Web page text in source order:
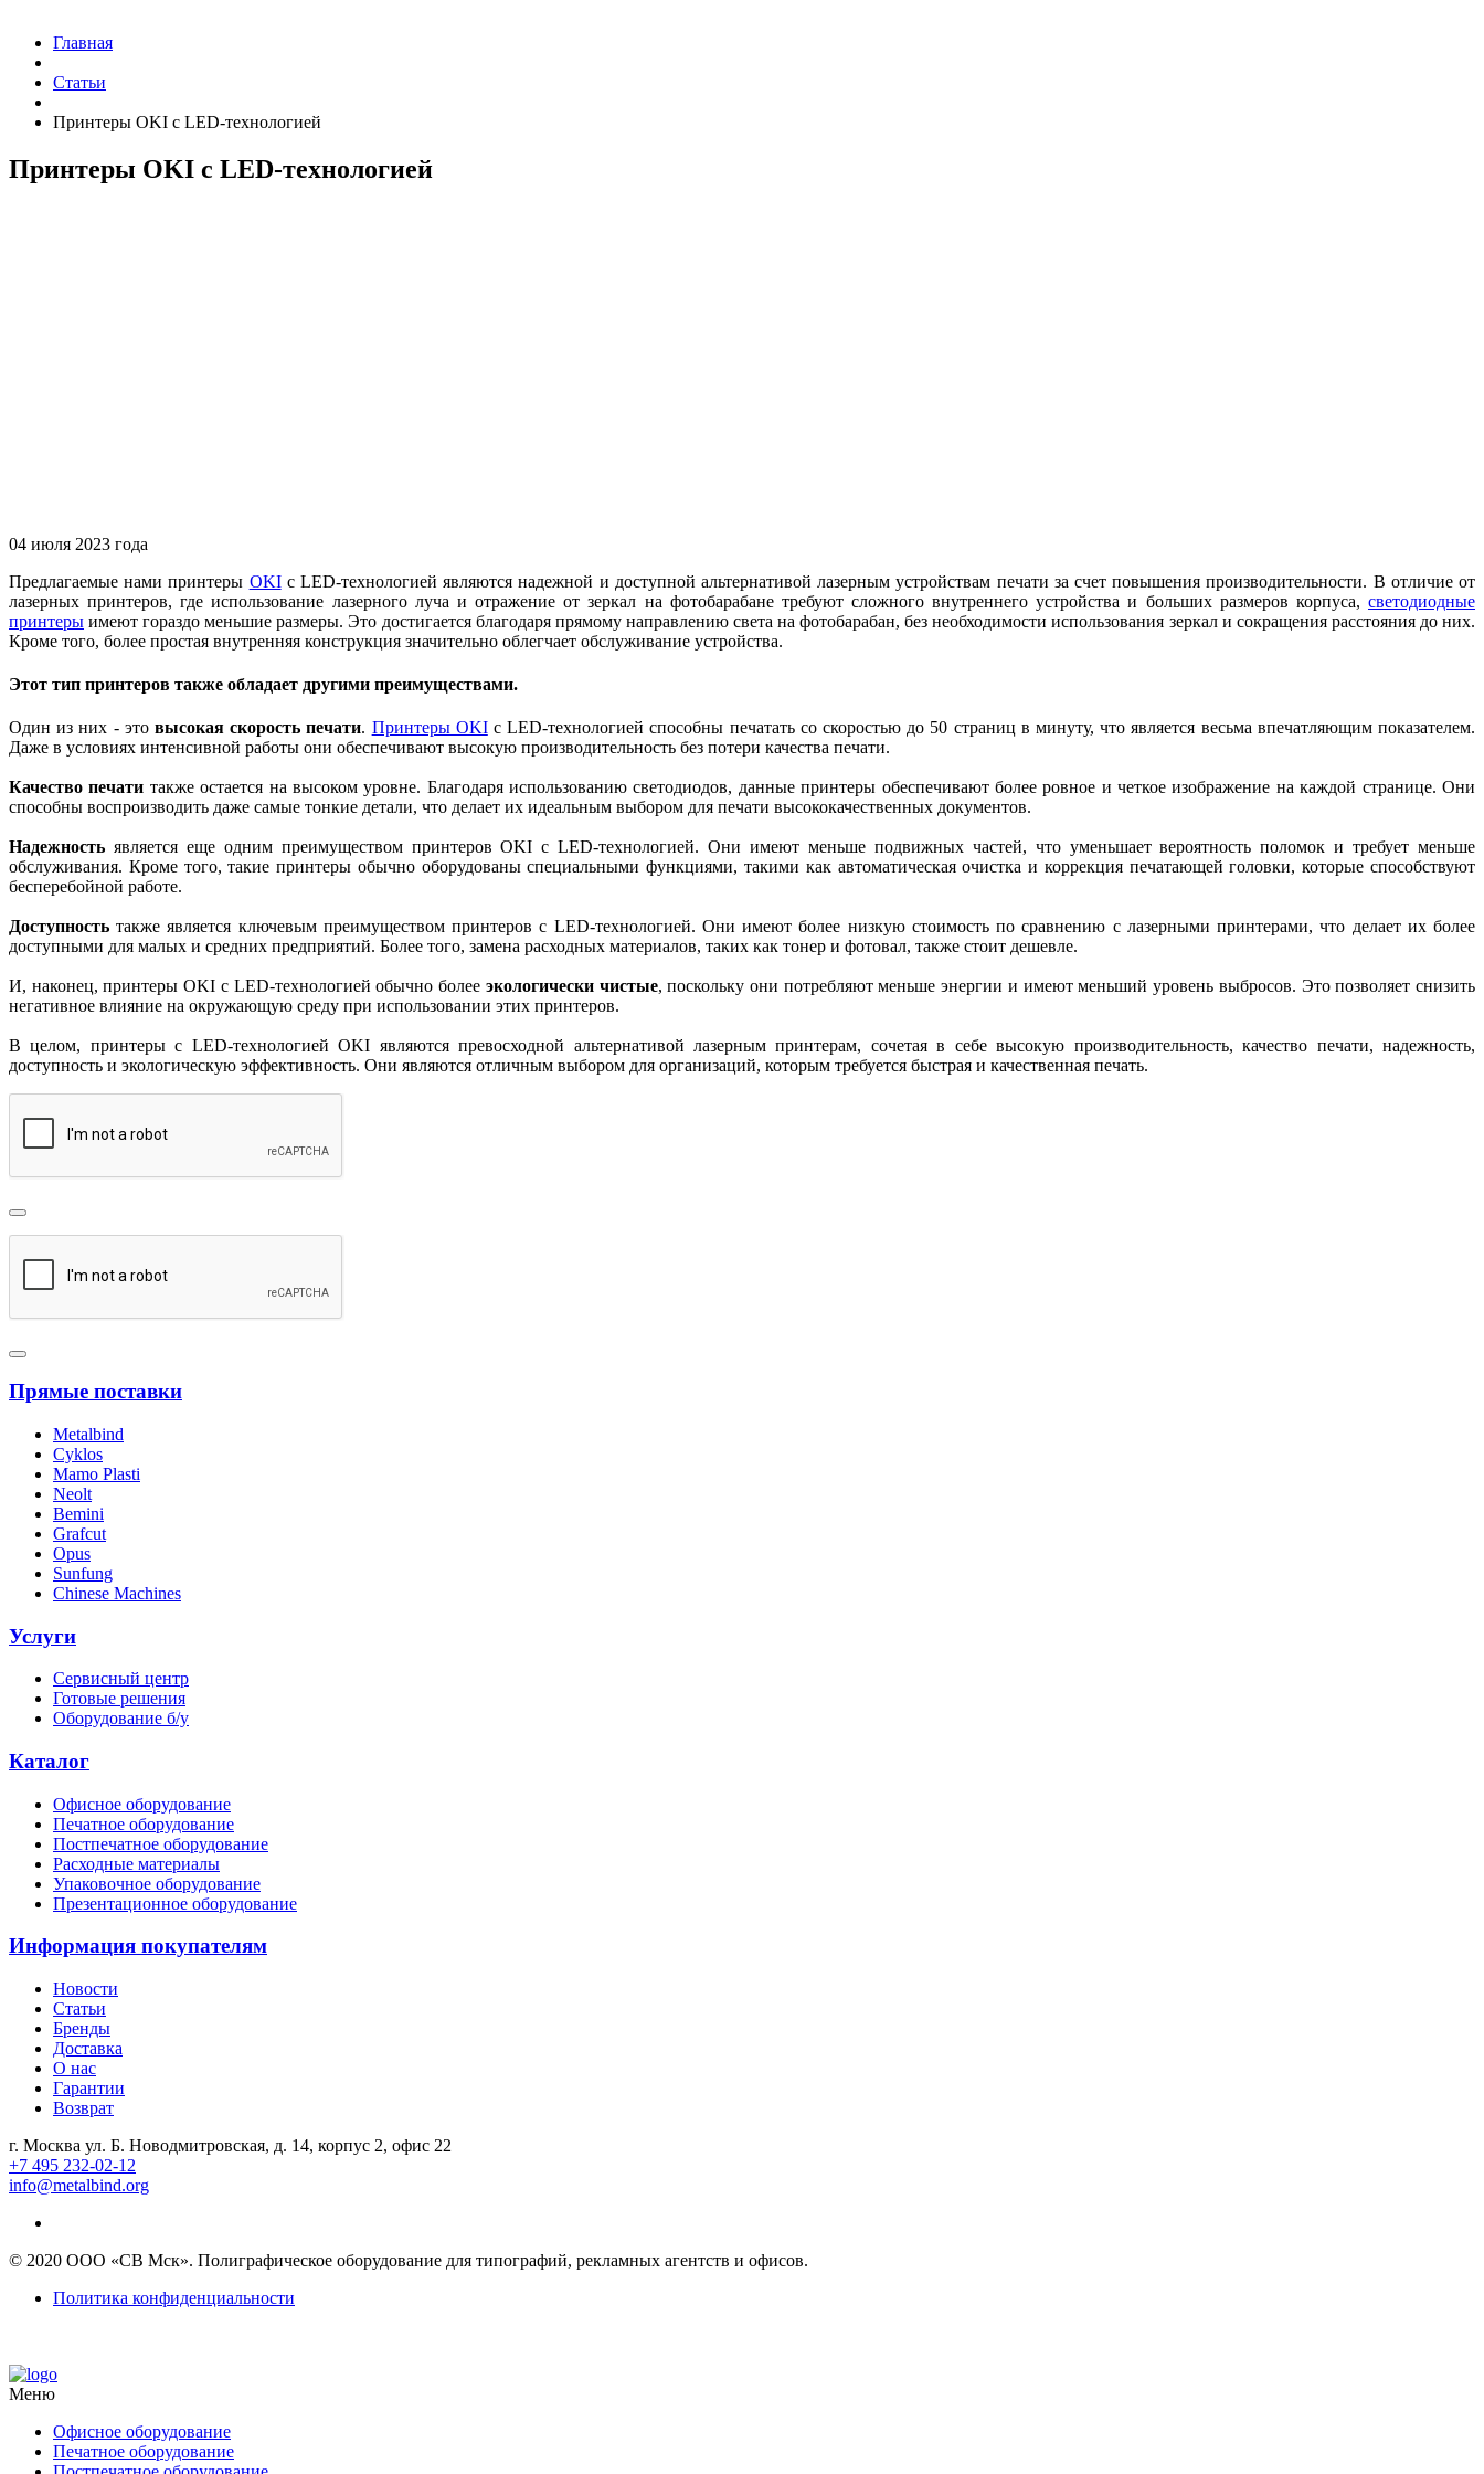
Главная
Статьи
Принтеры OKI с LED-технологией
Принтеры OKI с LED-технологией
04 июля 2023 года
Предлагаемые нами принтеры OKIс LED-технологией являются надежной и доступной альтернативой лазерным устройствам печати за счет повышения производительности. В отличие от
лазерных принтеров, где использование лазерного луча и отражение от зеркал на фотобарабане требуют сложного внутреннего устройства и больших размеров корпуса, светодиодные
принтеры имеют гораздо меньшие размеры. Это достигается благодаря прямому направлению света на фотобарабан, без необходимости использования зеркал и сокращения расстояния до них.
Кроме того, более простая внутренняя конструкция значительно облегчает обслуживание устройства.
Этот тип принтеров также обладает другими преимуществами.
Один из них - это высокая скорость печати. Принтеры OKIс LED-технологией способны печатать со скоростью до 50 страниц в минуту, что является весьма впечатляющим показателем.
Даже в условиях интенсивной работы они обеспечивают высокую производительность без потери качества печати.
Качество печати также остается на высоком уровне. Благодаря использованию светодиодов, данные принтеры обеспечивают более ровное и четкое изображение на каждой странице. Они
способны воспроизводить даже самые тонкие детали, что делает их идеальным выбором для печати высококачественных документов.
Надежность является еще одним преимуществом принтеров OKI с LED-технологией. Они имеют меньше подвижных частей, что уменьшает вероятность поломок и требует меньше
обслуживания. Кроме того, такие принтеры обычно оборудованы специальными функциями, такими как автоматическая очистка и коррекция печатающей головки, которые способствуют
бесперебойной работе.
Доступность также является ключевым преимуществом принтеров с LED-технологией. Они имеют более низкую стоимость по сравнению с лазерными принтерами, что делает их более
доступными для малых и средних предприятий. Более того, замена расходных материалов, таких как тонер и фотовал, также стоит дешевле.
И, наконец, принтеры OKI с LED-технологией обычно более экологически чистые, поскольку они потребляют меньше энергии и имеют меньший уровень выбросов. Это позволяет снизить
негативное влияние на окружающую среду при использовании этих принтеров.
В целом, принтеры с LED-технологией OKI являются превосходной альтернативой лазерным принтерам, сочетая в себе высокую производительность, качество печати, надежность,
доступность и экологическую эффективность. Они являются отличным выбором для организаций, которым требуется быстрая и качественная печать.
Прямые поставки
Metalbind
Cyklos
Mamo Plasti
Neolt
Bemini
Grafcut
Opus
Sunfung
Chinese Machines
Услуги
Сервисный центр
Готовые решения
Оборудование б/у
Каталог
Офисное оборудование
Печатное оборудование
Постпечатное оборудование
Расходные материалы
Упаковочное оборудование
Презентационное оборудование
Информация покупателям
Новости
Статьи
Бренды
Доставка
О нас
Гарантии
Возврат
г. Москва ул. Б. Новодмитровская, д. 14, корпус 2, офис 22
+7 495 232-02-12
info@metalbind.org
© 2020 ООО «СВ Мск». Полиграфическое оборудование для типографий, рекламных агентств и офисов.
Политика конфиденциальности
Меню
Офисное оборудование
Печатное оборудование